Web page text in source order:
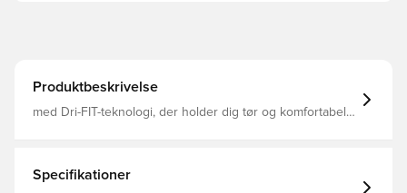
Produktbeskrivelse
med Dri-FIT-teknologi, der holder dig tør og komfortabel.
Specifikationer